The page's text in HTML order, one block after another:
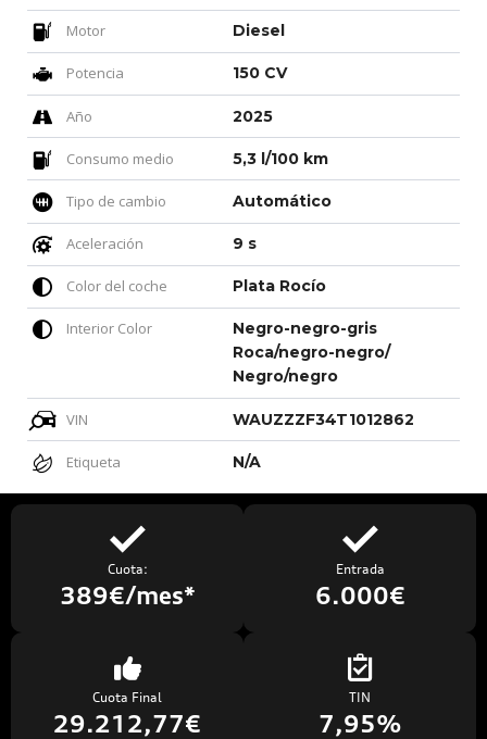
Motor Diesel
Potencia 150 CV
Año 2025
Consumo medio 5,3 l/100 km
Tipo de cambio Automático
Aceleración 9 s
Color del coche Plata Rocío
Interior Color
Negro-negro-gris
Roca/negro-negro/
Negro/negro
VIN WAUZZZF34T1012862
Etiqueta N/A
Cuota:
389€/mes*
Entrada
6.000€
Cuota Final
29.212,77€
TIN
7,95%